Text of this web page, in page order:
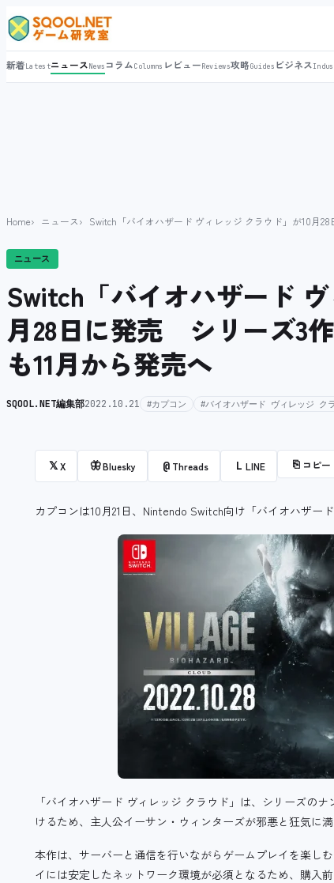
新着LatestニュースNews コラムColumns レビューReviews攻略Guides ビジネス
Home ニュース Switch「バイオハザード ヴィレッジ クラウド」が10月
ニュース
Switch「バイオハザード
月28日に発売 シリーズ3
も11月から発売へ
SQOOL.NET編集部2022.10.21 #カプコン #バイオハザード ヴィレッジ ク
𝕏X 🦋Bluesky @ Threads L LINE ⎘ コピー
カプコンは10月21日、Nintendo Switch向け「バイオハザー
「バイオハザード ヴィレッジ クラウド」は、 シリーズのナ
けるため、主人公イーサン・ウィンターズが邪悪と狂気に
本作は、サーバーと通信を行いながらゲームプレイを楽し
イには安定したネットワーク環境が必須となるため、購入